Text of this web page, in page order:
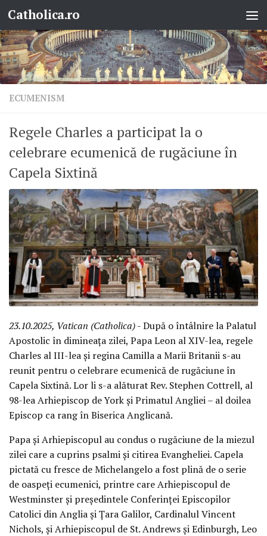
Skip to content
Catholica.ro
ECUMENISM
Regele Charles a participat la o
celebrare ecumenică de rugăciune în
Capela Sixtină
23.10.2025, Vatican (Catholica)- După o întâlnire la Palatul
Apostolic în dimineața zilei, Papa Leon al XIV-lea, regele
Charles al III-lea și regina Camilla a Marii Britanii s-au
reunit pentru o celebrare ecumenică de rugăciune în
Capela Sixtină. Lor li s-a alăturat Rev. Stephen Cottrell, al
98-lea Arhiepiscop de York și Primatul Angliei – al doilea
Episcop ca rang în Biserica Anglicană.
Papa și Arhiepiscopul au condus o rugăciune de la miezul
zilei care a cuprins psalmi și citirea Evangheliei. Capela
pictată cu fresce de Michelangelo a fost plină de o serie
de oaspeți ecumenici, printre care Arhiepiscopul de
Westminster și președintele Conferinței Episcopilor
Catolici din Anglia și Țara Galilor, Cardinalul Vincent
Nichols, și Arhiepiscopul de St. Andrews și Edinburgh, Leo